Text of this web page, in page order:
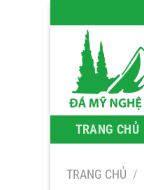
qua
TRANG CHỦ
TRANG CHỦ /